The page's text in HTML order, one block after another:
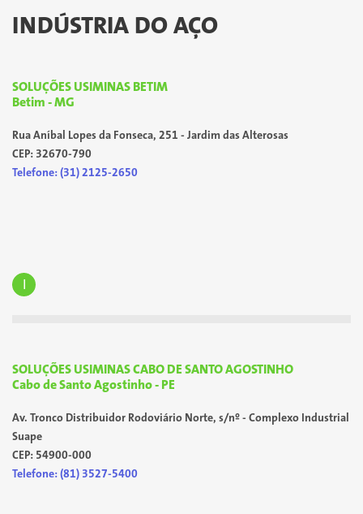
INDÚSTRIA DO AÇO
SOLUÇÕES USIMINAS BETIM
Betim - MG
Rua Aníbal Lopes da Fonseca, 251 - Jardim das Alterosas
CEP: 32670-790
Telefone: (31) 2125-2650
SOLUÇÕES USIMINAS CABO DE SANTO AGOSTINHO
Cabo de Santo Agostinho - PE
Av. Tronco Distribuidor Rodoviário Norte, s/nº - Complexo Industrial
Suape
CEP: 54900-000
Telefone: (81) 3527-5400